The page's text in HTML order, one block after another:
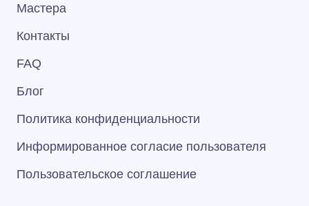
Мастера
Контакты
FAQ
Блог
Политика конфиденциальности
Информированное согласие пользователя
Пользовательское соглашение